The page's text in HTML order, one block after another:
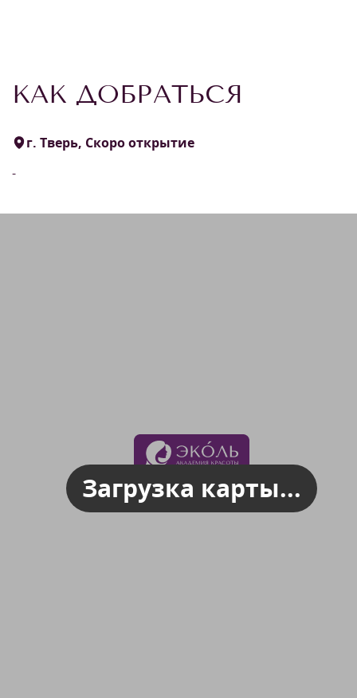
КАК ДОБРАТЬСЯ
г. Тверь, Скоро открытие
-
Загрузка карты...